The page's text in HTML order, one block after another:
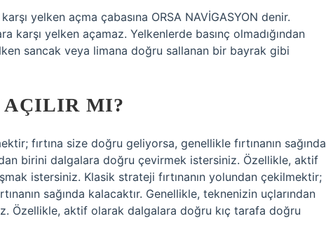
yelken açma çabasına ORSA NAVİGASYON denir.
karşı yelken açamaz. Yelkenlerde basınç olmadığından
sancak veya limana doğru sallanan bir bayrak gibi
AÇILIR MI?
fırtına size doğru geliyorsa, genellikle fırtınanın sağında
birini dalgalara doğru çevirmek istersiniz. Özellikle, aktif
istersiniz. Klasik strateji fırtınanın yolundan çekilmektir;
sağında kalacaktır. Genellikle, teknenizin uçlarından
Özellikle, aktif olarak dalgalara doğru kıç tarafa doğru